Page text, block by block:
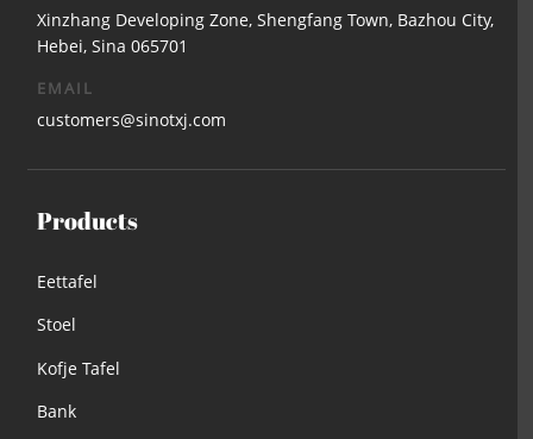
Xinzhang Developing Zone, Shengfang Town, Bazhou City,
Hebei, Sina 065701
EMAIL
customers@sinotxj.com
Products
Eettafel
Stoel
Kofje Tafel
Bank